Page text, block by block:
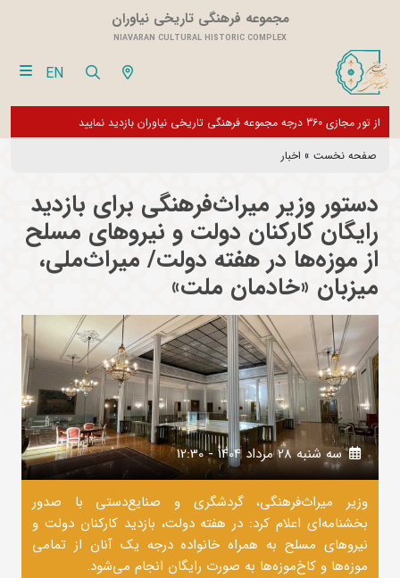
مجموعه فرهنگی تاریخی نیاوران
NIAVARAN CULTURAL HISTORIC COMPLEX
EN
از تور مجازی 360 درجه مجموعه فرهنگی تاریخی نیاوران بازدید نمایید فقط
صفحه نخست » اخبار
دستور وزیر میراث‌فرهنگی برای بازدید
رایگان کارکنان دولت و نیروهای مسلح
از موزه‌ها در هفته دولت/ میراث‌ملی،
میزبان «خادمان ملت»
سه شنبه 28 مرداد 1404 - 12:30
وزیر میراث‌فرهنگی، گردشگری و صنایع‌دستی با صدور
بخشنامه‌ای اعلام کرد: در هفته دولت، بازدید کارکنان دولت و
نیروهای مسلح به همراه خانواده درجه یک آنان از تمامی
موزه‌ها و کاخ‌موزه‌ها به صورت رایگان انجام می‌شود.